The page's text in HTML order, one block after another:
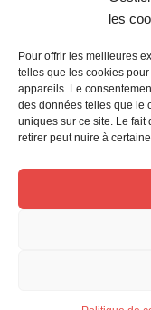
les
Pour offrir les meilleures
telles que les cookies
appareils. Le
des données telles que le
uniques sur ce site. Le fait
retirer peut nuire à
AUTORETRO
BP 40419
77309 Fontainebleau
Fax: 01 60 39 69 00
Nous contacter par email